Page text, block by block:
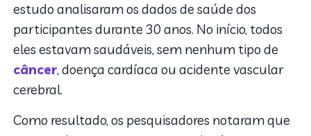
estudo analisaram os dados de saúde dos
participantes durante 30 anos. No início, todos
eles estavam saudáveis, sem nenhum tipo de
câncer, doença cardíaca ou acidente vascular
cerebral.
Como resultado, os pesquisadores notaram que